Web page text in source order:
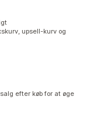
upsell-kurv og
efter køb for at øge